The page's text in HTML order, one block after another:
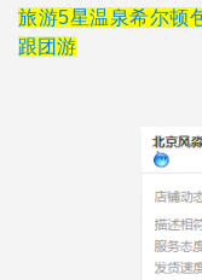
旅游5星温泉希尔顿
跟团游